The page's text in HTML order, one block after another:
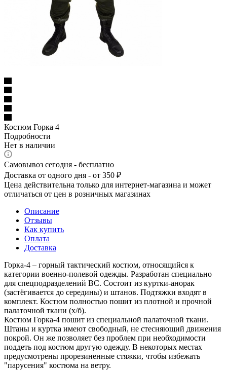
Костюм Горка 4
Подробности
Нет в наличии
Самовывоз сегодня - бесплатно
Доставка от одного дня - от 350 ₽
Цена действительна только для интернет-магазина и может
отличаться от цен в розничных магазинах
Описание
Отзывы
Как купить
Оплата
Доставка
Горка-4 – горный тактический костюм, относящийся к
категории военно-полевой одежды. Разработан специально
для спецподразделений ВС. Состоит из куртки-анорак
(застёгивается до середины) и штанов. Подтяжки входят в
комплект. Костюм полностью пошит из плотной и прочной
палаточной ткани (х/б).
Костюм Горка-4 пошит из специальной палаточной ткани.
Штаны и куртка имеют свободный, не стесняющий движения
покрой. Он же позволяет без проблем при необходимости
поддеть под костюм другую одежду. В некоторых местах
предусмотрены прорезиненные стяжки, чтобы избежать
"парусения" костюма на ветру.